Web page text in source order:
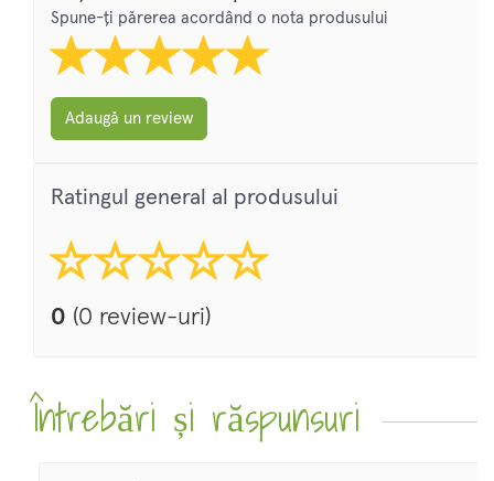
Spune-ți părerea acordând o nota produsului
Adaugă un review
Ratingul general al produsului
0 (0 review-uri)
Întrebări și răspunsuri